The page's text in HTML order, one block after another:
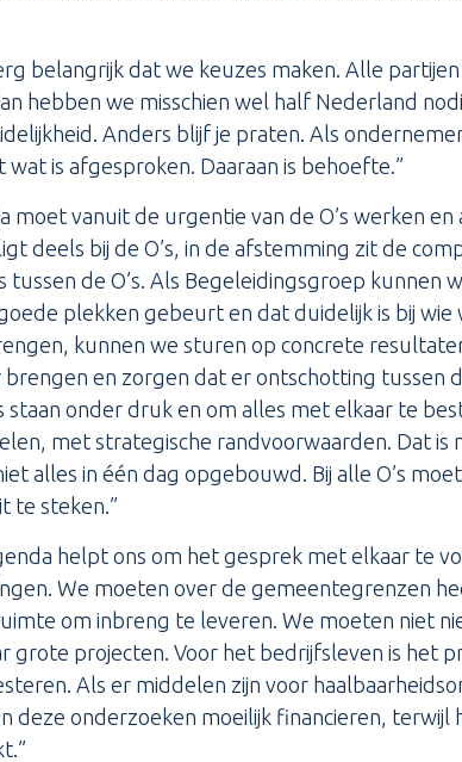
belangrijk dat we keuzes maken. Alle
hebben we misschien wel half Nederland
Anders blijf je praten. Als
is afgesproken. Daaraan is behoefte.”
moet vanuit de urgentie van de O’s werken
deels bij de O’s, in de afstemming zit de
de O’s. Als Begeleidingsgroep kunnen
plekken gebeurt en dat duidelijk is bij
kunnen we sturen op concrete
brengen en zorgen dat er ontschotting tussen
staan onder druk en om alles met elkaar te
met strategische randvoorwaarden. Dat is
alles in één dag opgebouwd. Bij alle O’s
te steken.”
helpt ons om het gesprek met elkaar te
We moeten over de gemeentegrenzen
om inbreng te leveren. We moeten niet
grote projecten. Voor het bedrijfsleven is het
Als er middelen zijn voor
deze onderzoeken moeilijk financieren, terwijl